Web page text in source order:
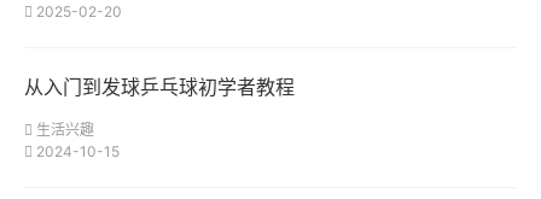
2025-02-20
从入门到发球乒乓球初学者教程
生活兴趣
2024-10-15